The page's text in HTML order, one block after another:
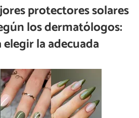
protectores solares
los dermatólogos:
la adecuada